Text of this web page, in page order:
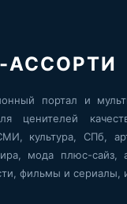
АССОРТИ
портал и
ценителей
культура, СПб,
мода плюс-сайз,
фильмы и сериалы,